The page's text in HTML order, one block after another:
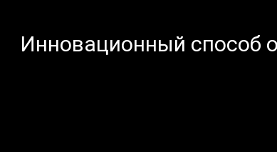
Инновационный способ